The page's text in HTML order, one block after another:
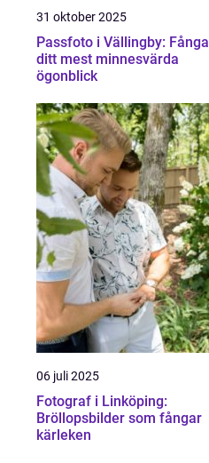
31 oktober 2025
Passfoto i Vällingby: Fånga
ditt mest minnesvärda
ögonblick
06 juli 2025
Fotograf i Linköping:
Bröllopsbilder som fångar
kärleken